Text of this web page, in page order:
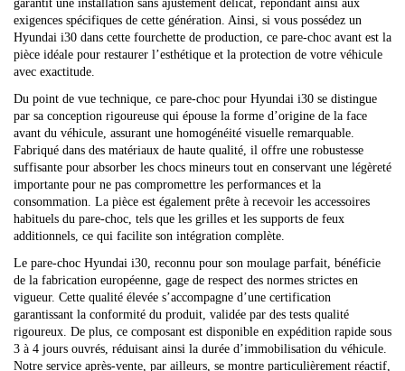
garantit une installation sans ajustement délicat, répondant ainsi aux
exigences spécifiques de cette génération. Ainsi, si vous possédez un
Hyundai i30 dans cette fourchette de production, ce pare-choc avant est la
pièce idéale pour restaurer l’esthétique et la protection de votre véhicule
avec exactitude.
Du point de vue technique, ce pare-choc pour Hyundai i30 se distingue
par sa conception rigoureuse qui épouse la forme d’origine de la face
avant du véhicule, assurant une homogénéité visuelle remarquable.
Fabriqué dans des matériaux de haute qualité, il offre une robustesse
suffisante pour absorber les chocs mineurs tout en conservant une légèreté
importante pour ne pas compromettre les performances et la
consommation. La pièce est également prête à recevoir les accessoires
habituels du pare-choc, tels que les grilles et les supports de feux
additionnels, ce qui facilite son intégration complète.
Le pare-choc Hyundai i30, reconnu pour son moulage parfait, bénéficie
de la fabrication européenne, gage de respect des normes strictes en
vigueur. Cette qualité élevée s’accompagne d’une certification
garantissant la conformité du produit, validée par des tests qualité
rigoureux. De plus, ce composant est disponible en expédition rapide sous
3 à 4 jours ouvrés, réduisant ainsi la durée d’immobilisation du véhicule.
Notre service après-vente, par ailleurs, se montre particulièrement réactif,